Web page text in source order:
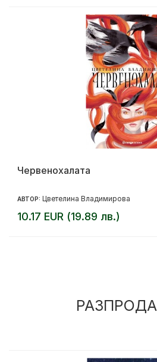
Червенохалата
АВТОР: Цветелина Владимирова
10.17 EUR (19.89 лв.)